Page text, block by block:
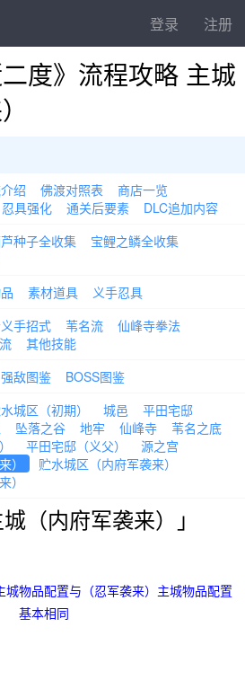
登录 注册
二度》流程攻略 主城
绍 佛渡对照表
商店一览
忍具强化 通关后要素 DLC追加内容
种子全收集
宝鲤之鳞全收集
素材道具 义手忍具
手招式 苇名流
仙峰寺拳法
其他技能
强敌图鉴 BOSS图鉴
城区（初期） 城邑
平田宅邸
坠落之谷 地牢 仙峰寺
苇名之底
平田宅邸（义父）
源之宫
）
贮水城区（内府军袭来）
）
（内府军袭来）」
城物品配置与（忍军袭来）主城物品配置
基本相同